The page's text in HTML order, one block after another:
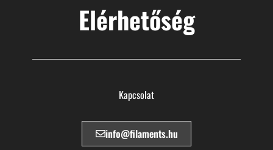
Elérhetőség
Kapcsolat
info@filaments.hu